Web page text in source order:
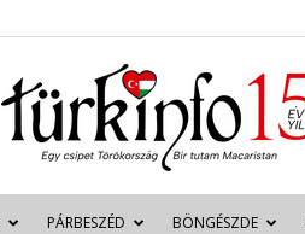
PÁRBESZÉD BÖNGÉSZDE